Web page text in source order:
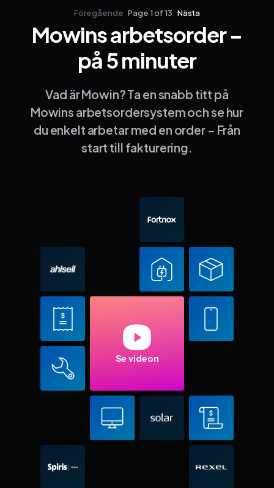
Föregående Page 1 of 13 Nästa
Sida 1Sida 2 Sida 3Sida 4 Sida 5Sida 6 Sida 7 Sida 8Sida 9
Mowins arbetsorder –
på 5 minuter
Vad är Mowin? Ta en snabb titt på
Mowins arbetsordersystem och se hur
du enkelt arbetar med en order – Från
start till fakturering.
Se videon